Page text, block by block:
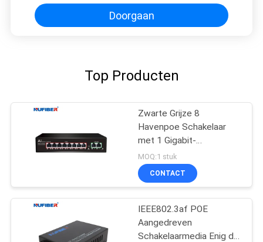
Doorgaan
Top Producten
Zwarte Grijze 8
Havenpoe Schakelaar
met 1 Gigabit-
Opstraalverbindingsoem
Gesteund ODM
MOQ:1 stuk
CONTACT
IEEE802.3af POE
Aangedreven
Schakelaarmedia Enig de